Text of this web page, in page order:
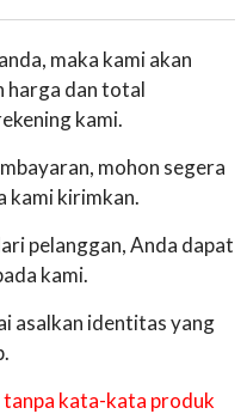
maka kami akan
harga dan total
kami.
mohon segera
kami kirimkan.
pelanggan, Anda dapat
kami.
asalkan identitas yang
tanpa kata-kata produk